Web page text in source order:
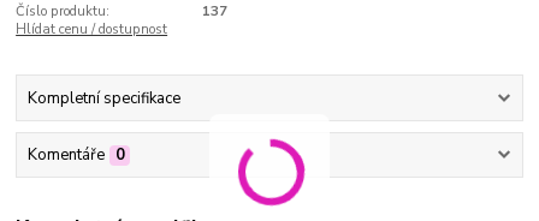
Číslo produktu:
137
Hlídat cenu / dostupnost
Kompletní specifikace
Komentáře 0